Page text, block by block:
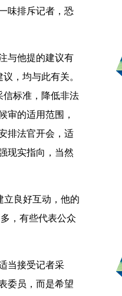
味排斥记者，恐
与他提的建议有
，均与此有关。
信标准，降低非法
审的适用范围，
排法官开会，适
现实指向，当然
良好互动，他的
，有些代表公众
当接受记者采
委员，而是希望